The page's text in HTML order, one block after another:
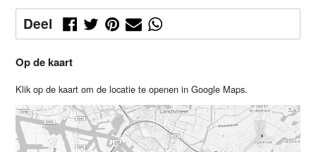
Deel
Op de kaart
Klik op de kaart om de locatie te openen in Google Maps.